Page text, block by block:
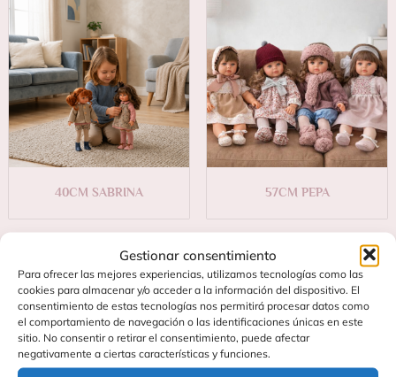
Gestionar consentimiento
Para ofrecer las mejores experiencias, utilizamos tecnologías como las
cookies para almacenar y/o acceder a la información del dispositivo. El
consentimiento de estas tecnologías nos permitirá procesar datos como
el comportamiento de navegación o las identificaciones únicas en este
sitio. No consentir o retirar el consentimiento, puede afectar
negativamente a ciertas características y funciones.
40CM SABRINA 57CM PEPA